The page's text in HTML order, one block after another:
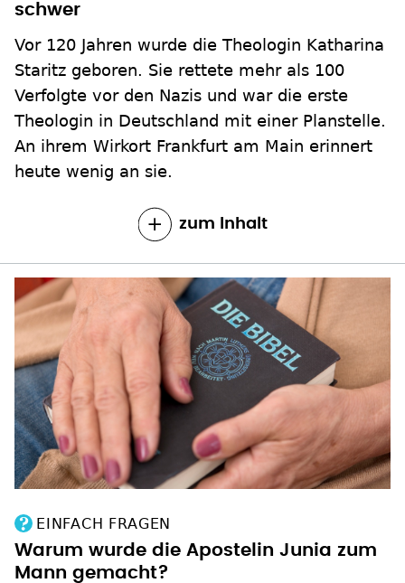
schwer
Vor 120 Jahren wurde die Theologin Katharina
Staritz geboren. Sie rettete mehr als 100
Verfolgte vor den Nazis und war die erste
Theologin in Deutschland mit einer Planstelle.
An ihrem Wirkort Frankfurt am Main erinnert
heute wenig an sie.
zum Inhalt
EINFACH FRAGEN
Warum wurde die Apostelin Junia zum
Mann gemacht?